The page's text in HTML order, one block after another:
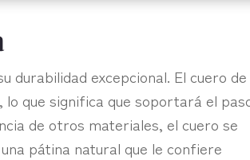
durabilidad excepcional. El cuero
que significa que soportará el
de otros materiales, el cuero se
pátina natural que le confiere